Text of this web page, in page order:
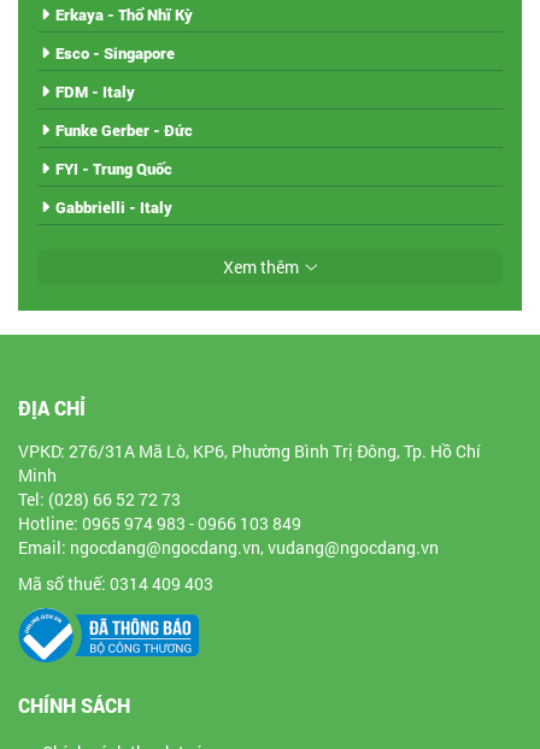
Erkaya - Thổ Nhĩ Kỳ
Esco - Singapore
FDM - Italy
Funke Gerber - Đức
FYI - Trung Quốc
Gabbrielli - Italy
Xem thêm
ĐỊA CHỈ
VPKD: 276/31A Mã Lò, KP6, Phường Bình Trị Đông, Tp. Hồ Chí
Minh
Tel: (028) 66 52 72 73
Hotline: 0965 974 983 - 0966 103 849
Email: ngocdang@ngocdang.vn, vudang@ngocdang.vn
Mã số thuế: 0314 409 403
CHÍNH SÁCH